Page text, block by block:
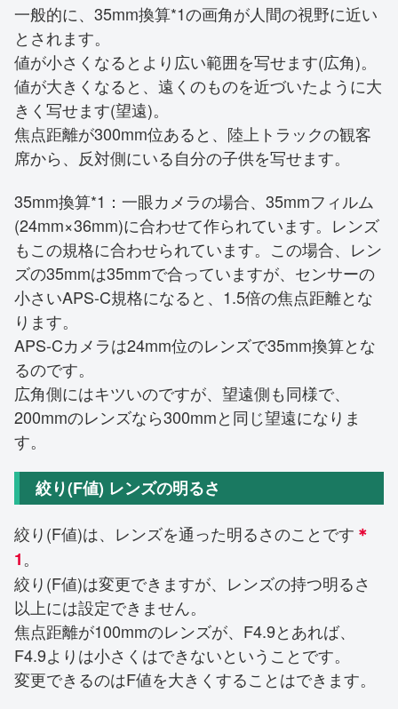
一般的に、35mm換算*1の画角が人間の視野に近い
とされます。
値が小さくなるとより広い範囲を写せます(広角)。
値が大きくなると、遠くのものを近づいたように大
きく写せます(望遠)。
焦点距離が300mm位あると、陸上トラックの観客
席から、反対側にいる自分の子供を写せます。
35mm換算*1：一眼カメラの場合、35mmフィルム
(24mm×36mm)に合わせて作られています。レンズ
もこの規格に合わせられています。この場合、レン
ズの35mmは35mmで合っていますが、センサーの
小さいAPS-C規格になると、1.5倍の焦点距離とな
ります。
APS-Cカメラは24mm位のレンズで35mm換算とな
るのです。
広角側にはキツいのですが、望遠側も同様で、
200mmのレンズなら300mmと同じ望遠になりま
す。
絞り(F値) レンズの明るさ
絞り(F値)は、レンズを通った明るさのことです ＊
1。
絞り(F値)は変更できますが、レンズの持つ明るさ
以上には設定できません。
焦点距離が100mmのレンズが、F4.9とあれば、
F4.9よりは小さくはできないということです。
変更できるのはF値を大きくすることはできます。